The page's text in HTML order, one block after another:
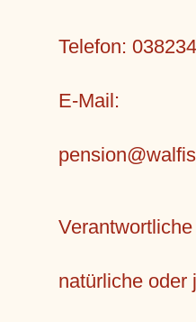
Telefon:
E-Mail:
natürliche oder